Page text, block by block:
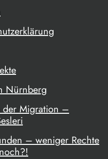
Nürnberg
der Migration –
– weniger Rechte